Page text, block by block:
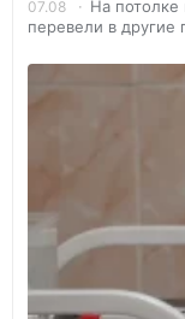
07.08
На потолке
перевели в другие